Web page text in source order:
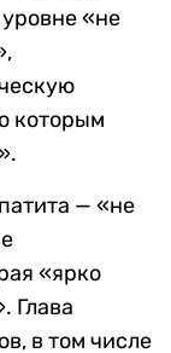
«не
которым
— «не
«ярко
Глава
в том числе